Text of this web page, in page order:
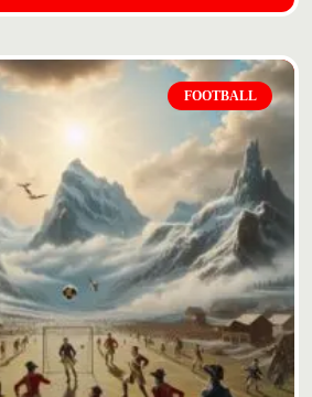
FOOTBALL